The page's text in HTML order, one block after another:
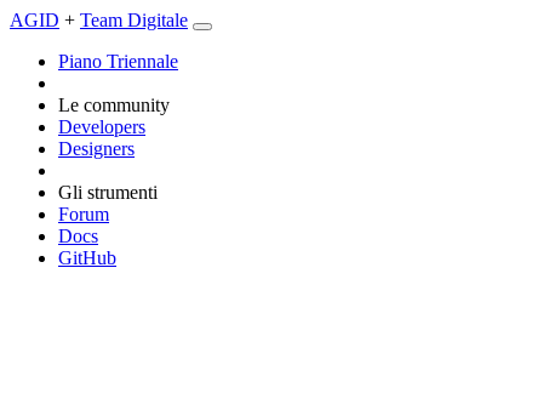
AGID + Team Digitale
Piano Triennale
Le community
Developers
Designers
Gli strumenti
Forum
Docs
GitHub